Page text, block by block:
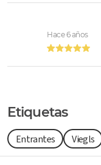
Hace 6 años
Etiquetas
Entrantes Viegls